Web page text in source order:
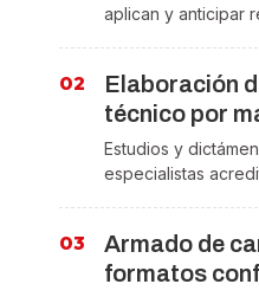
aplican y anticipar
Elaboración
técnico por
Estudios y
especialistas
Armado de
formatos